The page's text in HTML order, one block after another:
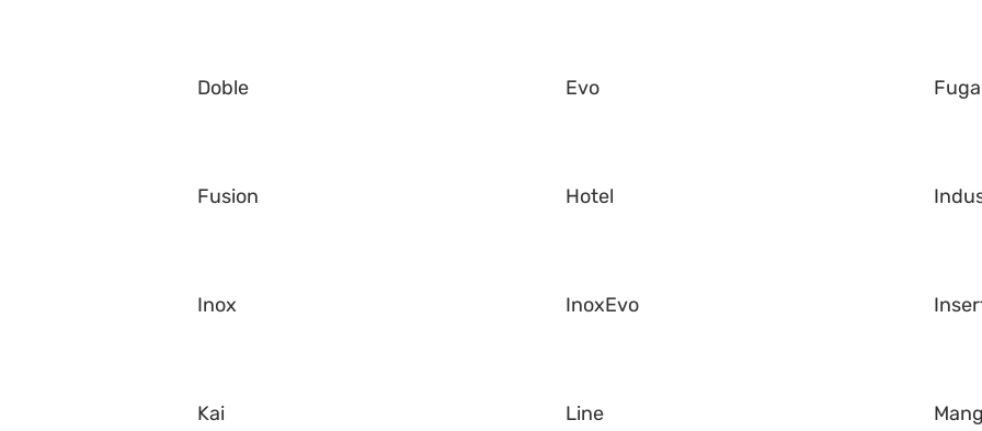
Doble Evo
Fusion Hotel
Inox InoxEvo
Kai Line